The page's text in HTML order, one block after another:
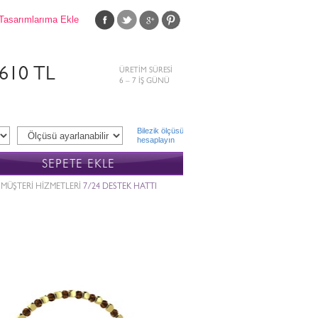
Ekle
TL
ÜRETİM SÜRESİ
6 – 7 İŞ GÜNÜ
Bilezik ölçüsü
hesaplayın
SEPETE EKLE
MÜŞTERİ HİZMETLERİ 7/24 DESTEK HATTI